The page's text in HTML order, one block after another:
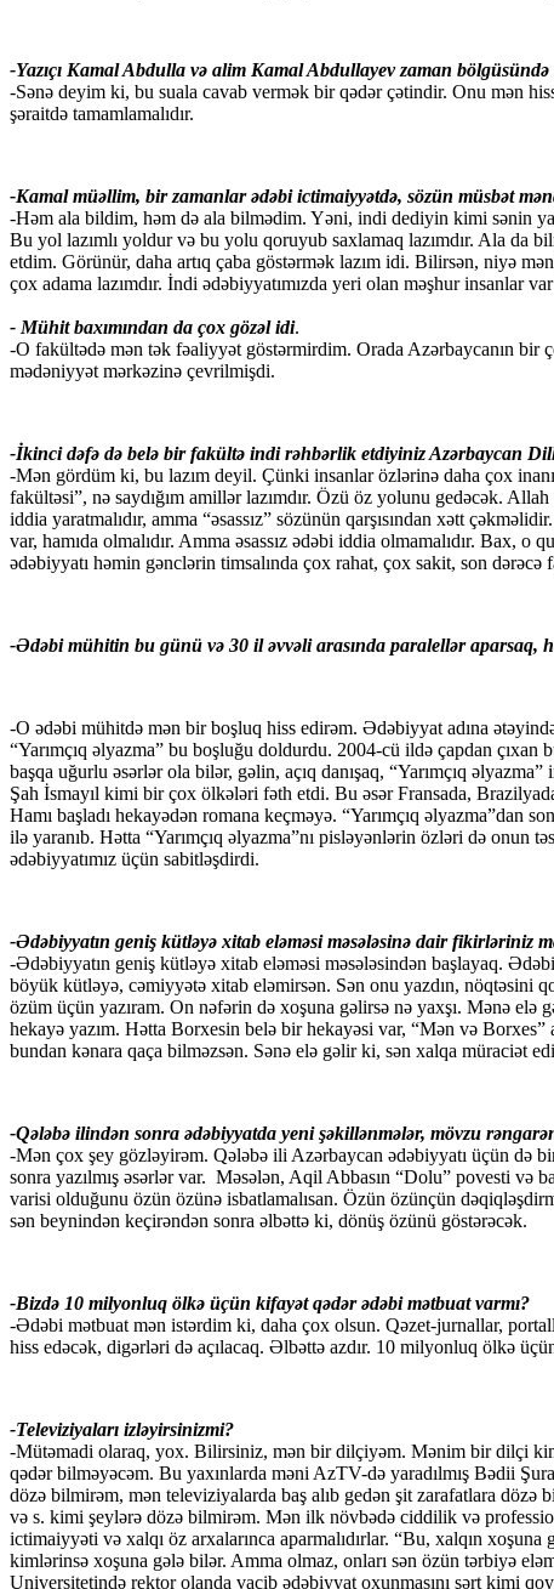
-Yazıçı Kamal Abdulla və alim Kamal Abdullayev zaman bölgüsündə
-Sənə deyim ki, bu suala cavab vermək bir qədər çətindir. Onu mən
şəraitdə tamamlamalıdır.
-Kamal müəllim, bir zamanlar ədəbi ictimaiyyətdə, sözün müsbət
-Həm ala bildim, həm də ala bilmədim. Yəni, indi dediyin kimi sənin
Bu yol lazımlı yoldur və bu yolu qoruyub saxlamaq lazımdır. Ala da
etdim. Görünür, daha artıq çaba göstərmək lazım idi. Bilirsən, niyə
çox adama lazımdır. İndi ədəbiyyatımızda yeri olan məşhur
- Mühit baxımından da çox gözəl idi.
-O fakültədə mən tək fəaliyyət göstərmirdim. Orada Azərbaycanın bir
mədəniyyət mərkəzinə çevrilmişdi.
-İkinci dəfə də belə bir fakültə indi rəhbərlik etdiyiniz Azərbaycan
-Mən gördüm ki, bu lazım deyil. Çünki insanlar özlərinə daha çox
fakültəsi”, nə saydığım amillər lazımdır. Özü öz yolunu gedəcək.
iddia yaratmalıdır, amma “əsassız” sözünün qarşısından xətt
var, hamıda olmalıdır. Amma əsassız ədəbi iddia olmamalıdır. Bax, o
ədəbiyyatı həmin gənclərin timsalında çox rahat, çox sakit, son dərəcə
-Ədəbi mühitin bu günü və 30 il əvvəli arasında paralellər aparsaq,
-O ədəbi mühitdə mən bir boşluq hiss edirəm. Ədəbiyyat adına
“Yarımçıq əlyazma” bu boşluğu doldurdu. 2004-cü ildə çapdan
başqa uğurlu əsərlər ola bilər, gəlin, açıq danışaq, “Yarımçıq
Şah İsmayıl kimi bir çox ölkələri fəth etdi. Bu əsər Fransada,
Hamı başladı hekayədən romana keçməyə. “Yarımçıq əlyazma”dan
ilə yaranıb. Hətta “Yarımçıq əlyazma”nı pisləyənlərin özləri də
ədəbiyyatımız üçün sabitləşdirdi.
-Ədəbiyyatın geniş kütləyə xitab eləməsi məsələsinə dair fikirləriniz
-Ədəbiyyatın geniş kütləyə xitab eləməsi məsələsindən başlayaq.
böyük kütləyə, cəmiyyətə xitab eləmirsən. Sən onu yazdın, nöqtəsini
özüm üçün yazıram. On nəfərin də xoşuna gəlirsə nə yaxşı. Mənə
hekayə yazım. Hətta Borxesin belə bir hekayəsi var, “Mən və
bundan kənara qaça bilməzsən. Sənə elə gəlir ki, sən xalqa müraciət
-Qələbə ilindən sonra ədəbiyyatda yeni şəkillənmələr, mövzu
-Mən çox şey gözləyirəm. Qələbə ili Azərbaycan ədəbiyyatı üçün də
sonra yazılmış əsərlər var. Məsələn, Aqil Abbasın “Dolu” povesti və
varisi olduğunu özün özünə isbatlamalısan. Özün özünçün
sən beynindən keçirəndən sonra əlbəttə ki, dönüş özünü göstərəcək.
-Bizdə 10 milyonluq ölkə üçün kifayət qədər ədəbi mətbuat varmı?
-Ədəbi mətbuat mən istərdim ki, daha çox olsun. Qəzet-jurnallar,
hiss edəcək, digərləri də açılacaq. Əlbəttə azdır. 10 milyonluq ölkə
-Televiziyaları izləyirsinizmi?
-Mütəmadi olaraq, yox. Bilirsiniz, mən bir dilçiyəm. Mənim bir dilçi
qədər bilməyəcəm. Bu yaxınlarda məni AzTV-də yaradılmış Bədii
dözə bilmirəm, mən televiziyalarda baş alıb gedən şit zarafatlara dözə
və s. kimi şeylərə dözə bilmirəm. Mən ilk növbədə ciddilik və
ictimaiyyəti və xalqı öz arxalarınca aparmalıdırlar. “Bu, xalqın
kimlərinsə xoşuna gələ bilər. Amma olmaz, onları sən özün tərbiyə
Universitetində rektor olanda vacib ədəbiyyat oxunmasını şərt kimi